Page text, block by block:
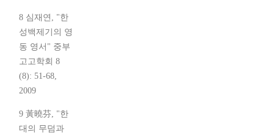
8 심재연, "한
성백제기의 영
동 영서" 중부
고고학회 8
(8): 51-68,
2009
9 黃曉芬, "한
대의 무덤과